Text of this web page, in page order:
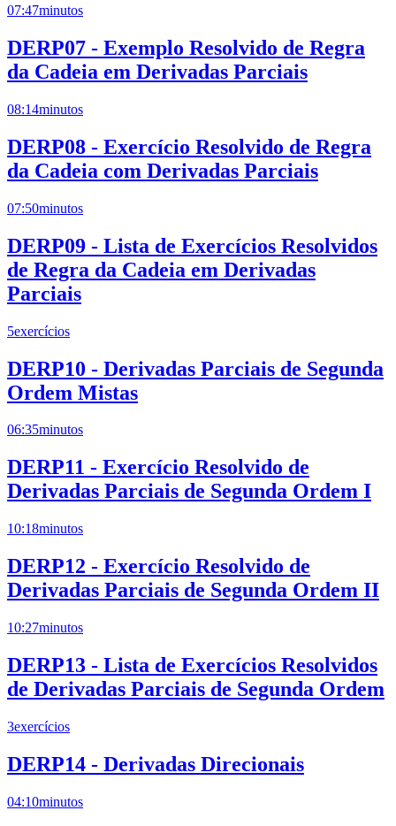
07:47minutos
DERP07 - Exemplo Resolvido de Regra
da Cadeia em Derivadas Parciais
08:14minutos
DERP08 - Exercício Resolvido de Regra
da Cadeia com Derivadas Parciais
07:50minutos
DERP09 - Lista de Exercícios Resolvidos
de Regra da Cadeia em Derivadas
Parciais
5exercícios
DERP10 - Derivadas Parciais de Segunda
Ordem Mistas
06:35minutos
DERP11 - Exercício Resolvido de
Derivadas Parciais de Segunda Ordem I
10:18minutos
DERP12 - Exercício Resolvido de
Derivadas Parciais de Segunda Ordem II
10:27minutos
DERP13 - Lista de Exercícios Resolvidos
de Derivadas Parciais de Segunda Ordem
3exercícios
DERP14 - Derivadas Direcionais
04:10minutos